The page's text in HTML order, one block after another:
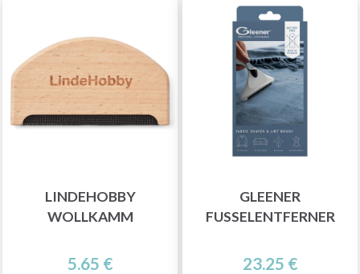
LINDEHOBBY
WOLLKAMM
5.65 €
GLEENER
FUSSELENTFERNER
23.25 €